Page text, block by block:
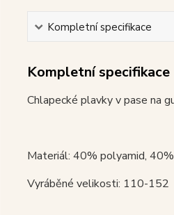
Kompletní specifikace
Kompletní specifikace
Chlapecké plavky v pase na
Materiál: 40% polyamid,
Vyráběné velikosti: 110-152